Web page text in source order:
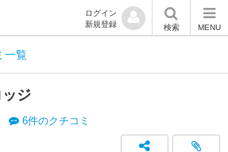
ログイン
新規登録
検索 MENU
一覧
ジ
6件のクチコミ